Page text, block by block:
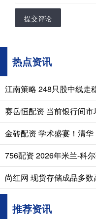
提交评论
热点资讯
江南策略 248只股中线走
赛岳恒配资 当前银行间
金砖配资 学术盛宴！清华
756配资 2026年米兰-科
推荐资讯